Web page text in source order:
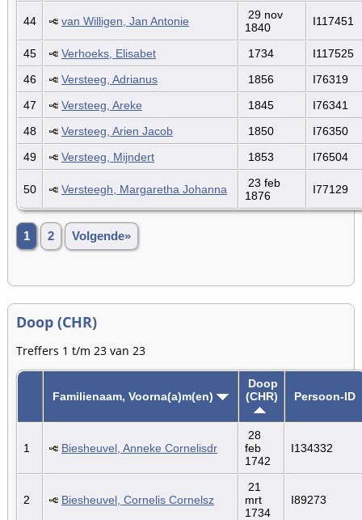
44 van Willigen, Jan Antonie
29 nov
1840
I117451
45 Verhoeks, Elisabet 1734
I117525
46
Versteeg, Adrianus 1856
I76319
47
Versteeg, Areke 1845
I76341
48
Versteeg, Arien Jacob 1850
I76350
49
Versteeg, Mijndert 1853 I76504
50 Versteegh, Margaretha Johanna
23 feb
1876
I77129
1 2 Volgende»
Doop (CHR)
Treffers 1 t/m 23 van 23
Familienaam, Voorna(a)m(en)
Doop
(CHR)
Persoon-ID
1 Biesheuvel, Anneke Cornelisdr
28
feb
1742
I134332
2 Biesheuvel, Cornelis Cornelsz
21
mrt
1734
I89273